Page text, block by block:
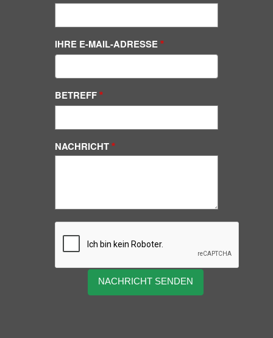
IHRE E-MAIL-ADRESSE
BETREFF
NACHRICHT